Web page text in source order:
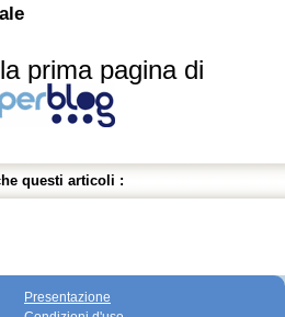
prima pagina di
questi articoli :
Presentazione